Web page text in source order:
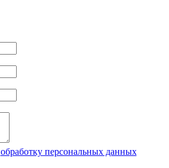
обработку персональных данных